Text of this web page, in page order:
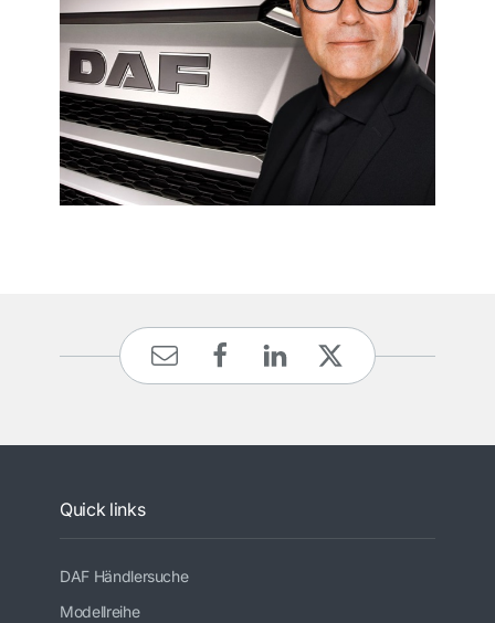
Quick links
DAF Händlersuche
Modellreihe